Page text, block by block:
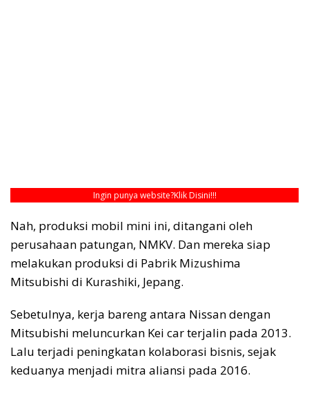
Ingin punya website?Klik Disini!!!
Nah, produksi mobil mini ini, ditangani oleh
perusahaan patungan, NMKV. Dan mereka siap
melakukan produksi di Pabrik Mizushima
Mitsubishi di Kurashiki, Jepang.
Sebetulnya, kerja bareng antara Nissan dengan
Mitsubishi meluncurkan Kei car terjalin pada 2013.
Lalu terjadi peningkatan kolaborasi bisnis, sejak
keduanya menjadi mitra aliansi pada 2016.